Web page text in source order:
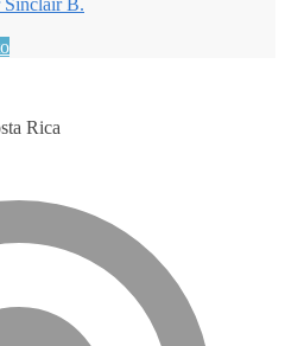
Sinclair B.
Rica